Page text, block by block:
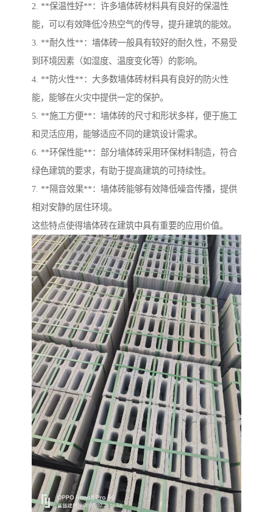
2. **保温性好**：许多墙体砖材料具有良好的保温性
能，可以有效降低冷热空气的传导，提升建筑的能效。
3. **耐久性**：墙体砖一般具有较好的耐久性，不易受
到环境因素（如湿度、温度变化等）的影响。
4. **防火性**：大多数墙体砖材料具有良好的防火性
能，能够在火灾中提供一定的保护。
5. **施工方便**：墙体砖的尺寸和形状多样，便于施工
和灵活应用，能够适应不同的建筑设计需求。
6. **环保性能**：部分墙体砖采用环保材料制造，符合
绿色建筑的要求，有助于提高建筑的可持续性。
7. **隔音效果**：墙体砖能够有效降低噪音传播，提供
相对安静的居住环境。
这些特点使得墙体砖在建筑中具有重要的应用价值。